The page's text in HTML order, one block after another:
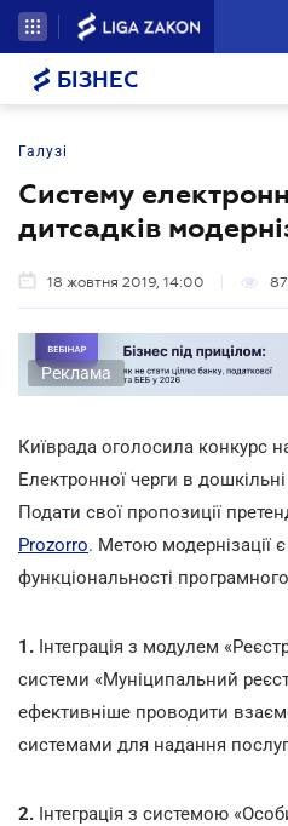
БІЗНЕС
Галузі
Систему
дитсадків
18 жовтня 2019, 14:00
Реклама
Київрада оголосила конкурс
Електронної черги в
Подати свої пропозиції
Prozorro. Метою модернізації
функціональності
1. Інтеграція з модулем
системи «Муніципальний
ефективніше проводити
системами для надання
2. Інтеграція з системою